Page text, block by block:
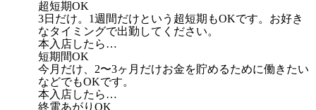
超短期OK
3日だけ。1週間だけという超短期もOKです。お好き
なタイミングで出勤してください。
本入店したら…
短期間OK
今月だけ、2〜3ヶ月だけお金を貯めるために働きたい
などでもOKです。
本入店したら…
終電あがりOK